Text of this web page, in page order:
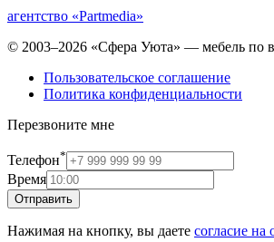
агентство «Partmedia»
© 2003–2026 «Сфера Уюта» — мебель по
Пользовательское соглашение
Политика конфиденциальности
Перезвоните мне
Телефон*
Время
Отправить
Нажимая на кнопку, вы даете согласие на